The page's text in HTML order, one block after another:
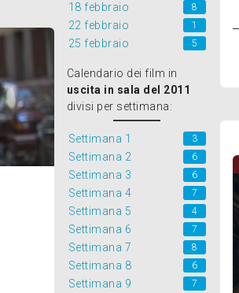
18 febbraio 8
22 febbraio 1
25 febbraio 5
Calendario dei film in
uscita in sala del 2011
divisi per settimana:
Settimana 1 3
Settimana 2 6
Settimana 3 6
Settimana 4 7
Settimana 5 4
Settimana 6 7
Settimana 7 8
Settimana 8 6
Settimana 9 7